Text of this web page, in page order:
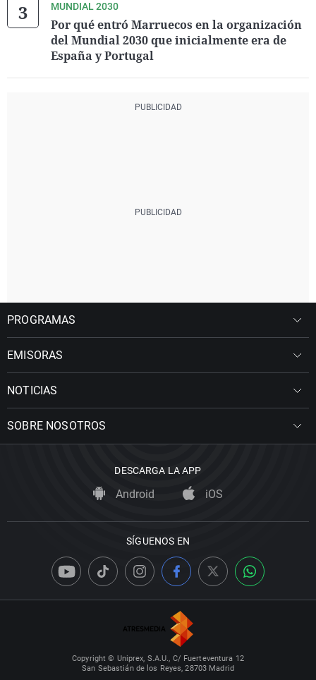
MUNDIAL 2030
Por qué entró Marruecos en la organización
del Mundial 2030 que inicialmente era de
España y Portugal
PROGRAMAS
EMISORAS
NOTICIAS
SOBRE NOSOTROS
DESCARGA LA APP
Android iOS
SÍGUENOS EN
Copyright © Uniprex, S.A.U., C/ Fuerteventura 12
San Sebastián de los Reyes, 28703 Madrid